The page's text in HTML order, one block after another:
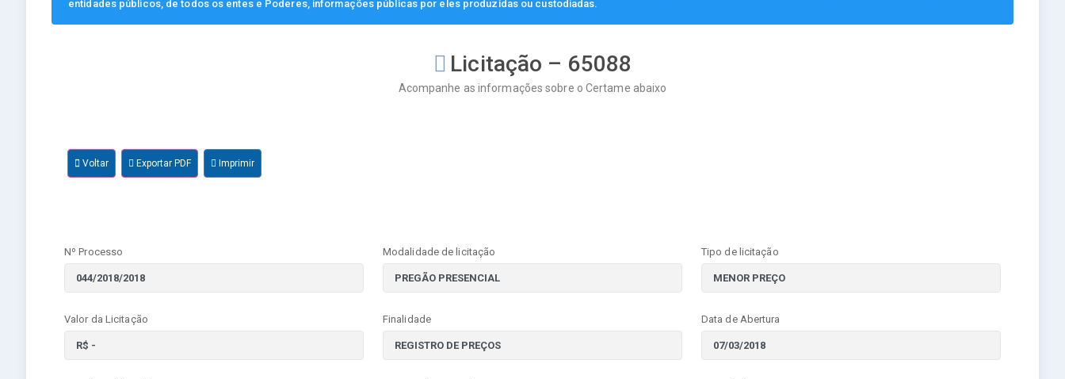
entidades públicos, de todos os entes e Poderes, informações públicas por eles produzidas ou custodiadas.
Licitação – 65088
Acompanhe as informações sobre o Certame abaixo
Voltar Exportar PDF Imprimir
Nº Processo Modalidade de licitação Tipo de licitação
Valor da Licitação Finalidade Data de Abertura